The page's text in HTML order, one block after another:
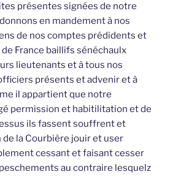
présentes signées de notre
en mandement à nos
de nos comptes prédidents et
France baillifs sénéchaulx
lieutenants et à tous nos
présents et advenir et à
il appartient que notre
permission et habitilitation et de
ils fassent souffrent et
de la Courbière jouir et user
cessant et faisant cesser
au contraire lesquelz